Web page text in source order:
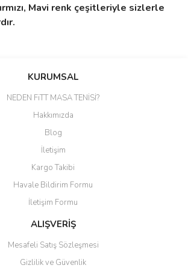
Mavi renk çeşitleriyle sizlerle
Bu ürüne ilk yorumu siz yapın!
iletebilirsiniz.
bozuk veya görüntülenemiyor.
eksik bilgiler bulunuyor.
hatalar bulunuyor.
sitelerden daha pahalı.
farklı alternatifler olmalı.
Gönder
KURUMSAL
NEDEN FiTT MASA TENİSİ?
Hakkımızda
Blog
İletişim
Kargo Takibi
Havale Bildirim Formu
İletişim Formu
ALIŞVERİŞ
Mesafeli Satış Sözleşmesi
Gizlilik ve Güvenlik